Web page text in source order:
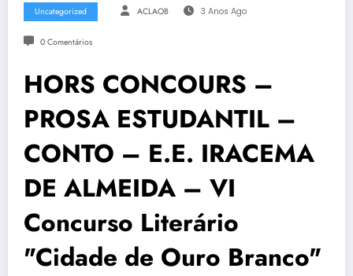
Uncategorized ACLAOB 3 Anos Ago
0 Comentários
HORS CONCOURS –
PROSA ESTUDANTIL –
CONTO – E.E. IRACEMA
DE ALMEIDA – VI
Concurso Literário
"Cidade de Ouro Branco"